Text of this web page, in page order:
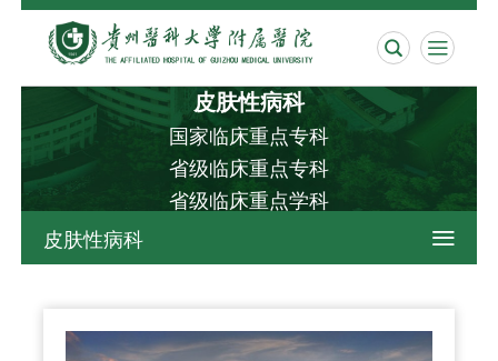
 
皮肤性病科
国家临床重点专科
省级临床重点专科
省级临床重点学科
皮肤性病科
